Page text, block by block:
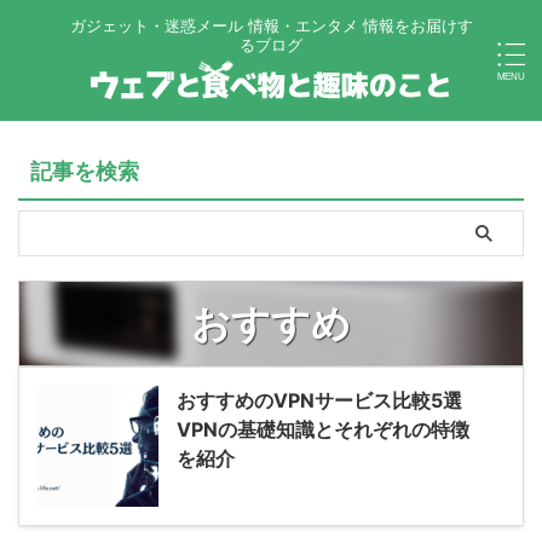
ガジェット・迷惑メール 情報・エンタメ 情報をお届けす
るブログ
記事を検索
おすすめ
おすすめのVPNサービス比較5選
VPNの基礎知識とそれぞれの特徴
を紹介